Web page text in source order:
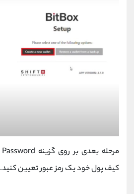
کیف پول خود یک رمز عبور تعیین کنید.